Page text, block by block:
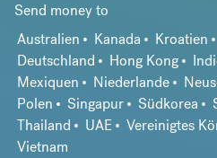
Send money to
Australien
Kanada Kroatien
Deutschland
Hong Kong
Mexiquen
Niederlande
Polen
Singapur Südkorea
Thailand
UAE Vereinigtes
Vietnam